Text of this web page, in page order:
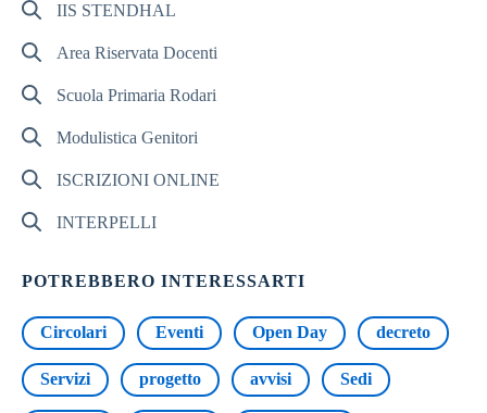
IIS STENDHAL
Area Riservata Docenti
Scuola Primaria Rodari
Modulistica Genitori
ISCRIZIONI ONLINE
INTERPELLI
POTREBBERO INTERESSARTI
Circolari Eventi Open Day decreto
Servizi progetto avvisi Sedi